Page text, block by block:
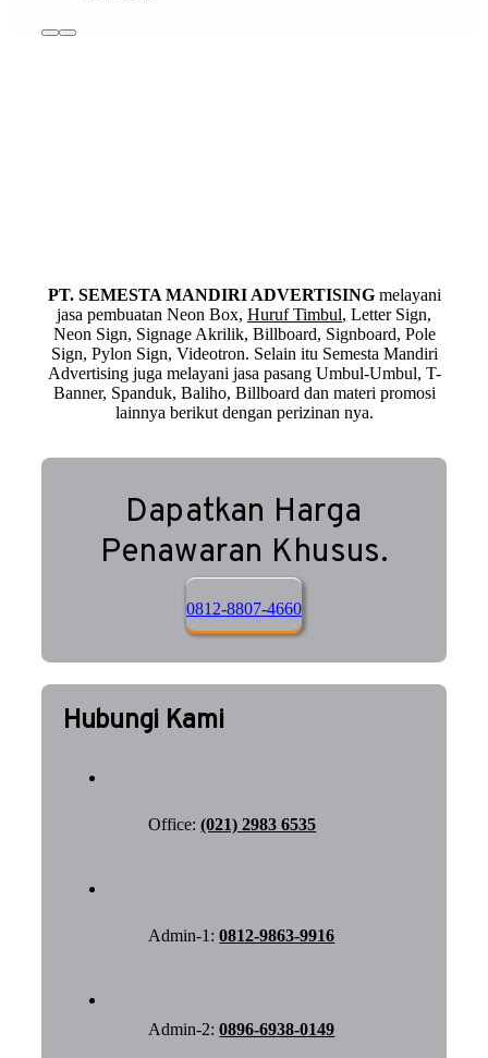
PT. SEMESTA MANDIRI ADVERTISINGmelayani
jasa pembuatan Neon Box, Huruf Timbul, Letter Sign,
Neon Sign, Signage Akrilik, Billboard, Signboard, Pole
Sign, Pylon Sign, Videotron. Selain itu Semesta Mandiri
Advertising juga melayani jasa pasang Umbul-Umbul, T-
Banner, Spanduk, Baliho, Billboard dan materi promosi
lainnya berikut dengan perizinan nya.
Dapatkan Harga
Penawaran Khusus.
0812-8807-4660
Hubungi Kami
Office:(021) 2983 6535
Admin-1:0812-9863-9916
Admin-2:0896-6938-0149